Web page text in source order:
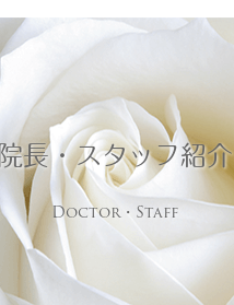
院長・スタッフ紹介
Doctor・Staff